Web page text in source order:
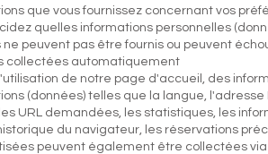
que vous fournissez concernant vos
quelles informations personnelles
ne peuvent pas être fournis ou peuvent
collectées automatiquement
de notre page d'accueil, des
(données) telles que la langue,
URL demandées, les statistiques, les
du navigateur, les réservations
peuvent également être collectées via